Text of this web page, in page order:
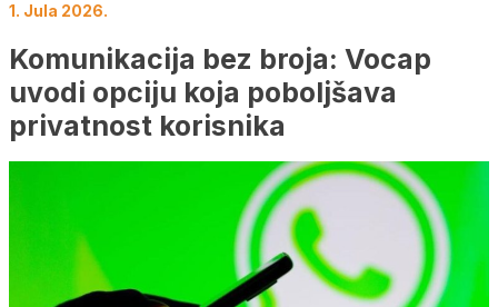
1. Jula 2026.
Komunikacija bez broja: Vocap
uvodi opciju koja poboljšava
privatnost korisnika